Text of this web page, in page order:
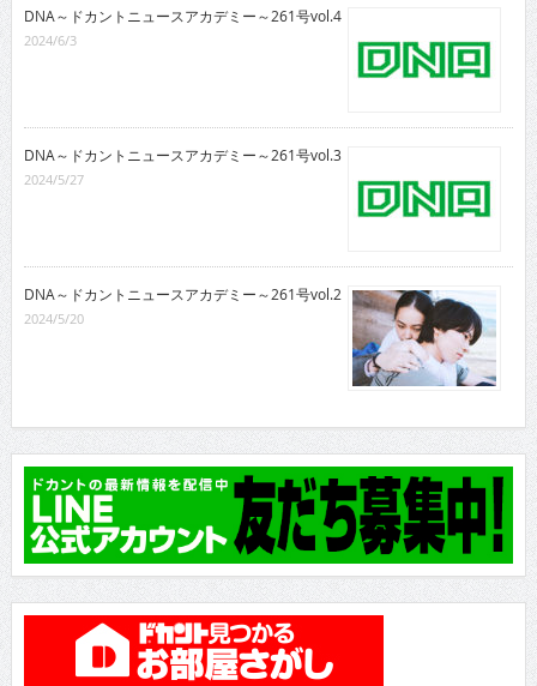
DNA～ドカントニュースアカデミー～261号vol.4
2024/6/3
DNA～ドカントニュースアカデミー～261号vol.3
2024/5/27
DNA～ドカントニュースアカデミー～261号vol.2
2024/5/20